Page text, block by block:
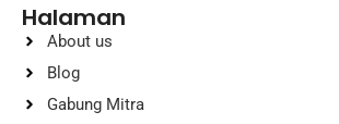
Halaman
About us
Blog
Gabung Mitra